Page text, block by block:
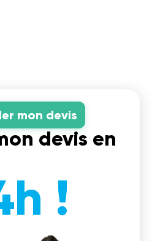
mon devis
!
devis en